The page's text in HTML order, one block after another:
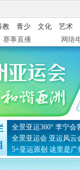
教 青少 文化
艺术
赛事直播 网络
全景亚运360° 李宁会
全景亚运会 亚运风云
5+亚运原创 这里是广